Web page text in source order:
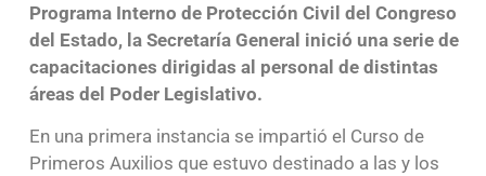
Programa Interno de Protección Civil del Congreso
del Estado, la Secretaría General inició una serie de
capacitaciones dirigidas al personal de distintas
áreas del Poder Legislativo.
En una primera instancia se impartió el Curso de
Primeros Auxilios que estuvo destinado a las y los